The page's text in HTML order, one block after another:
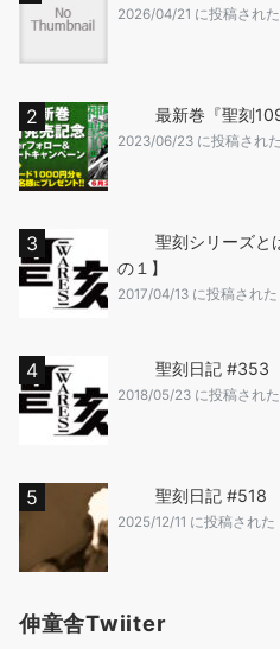
2026/04/21 に投稿された
最新巻『聖刻
2023/06/23 に投稿された
聖刻シリーズ
の１】
2017/04/13 に投稿された
聖刻日記 #353
2018/05/23 に投稿された
聖刻日記 #518
2025/12/11 に投稿された
伸童舎Twiiter